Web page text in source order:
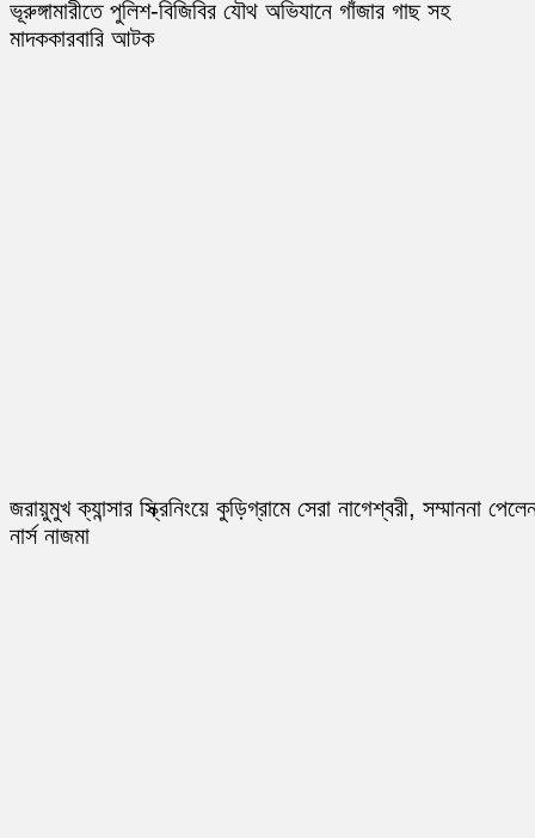
ভূরুঙ্গামারীতে পুলিশ-বিজিবির যৌথ অভিযানে গাঁজার গাছ সহ
মাদককারবারি আটক
জরায়ুমুখ ক্যান্সার স্ক্রিনিংয়ে কুড়িগ্রামে সেরা নাগেশ্বরী, সম্মাননা
নার্স নাজমা